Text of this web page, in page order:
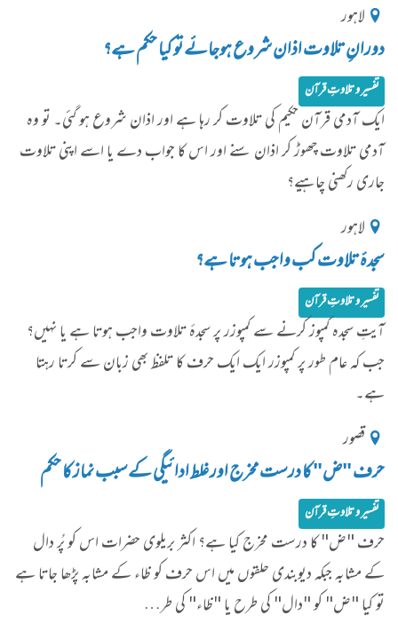
لاہور
دورانِ تلاوت اذان شروع ہوجائے تو کیا حکم ہے؟
تفسیر و تلاوتِ قرآن
ایک آدمی قرآن حکیم کی تلاوت کر رہا ہے اور اذان شروع ہو گئی۔ تو وہ
آدمی تلاوت چھوڑ کر اذان سنے اور اس کا جواب دے یا اسے اپنی تلاوت
جاری رکھنی چاہیے؟
لاہور
سجدۂ تلاوت کب واجب ہوتا ہے؟
تفسیر و تلاوتِ قرآن
آیتِ سجدہ کمپوز کرنے سے کمپوزر پر سجدۂ تلاوت واجب ہوتا ہے یا نہیں؟
جب کہ عام طور پر کمپوزر ایک ایک حرف کا تلفظ بھی زبان سے کرتا رہتا
ہے۔
قصور
حرف "ض" کا درست مخرج اور غلط ادائیگی کے سبب نماز کا حکم
تفسیر و تلاوتِ قرآن
حرف "ض" کا درست مخرج کیا ہے؟ اکثر بریلوی حضرات اس کو پُر دال
کے مشابہ جبکہ دیوبندی حلقوں میں اس حرف کو ظاء کے مشابہ پڑھا جاتا ہے
تو کیا "ض" کو "دال" کی طرح یا "ظاء" کی طر…